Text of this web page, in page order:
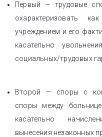
Первый — трудовые
охарактеризовать
учреждением и его
касательно
социальных/трудовых
Второй — споры с
споры между
касательно
вынесения незаконных